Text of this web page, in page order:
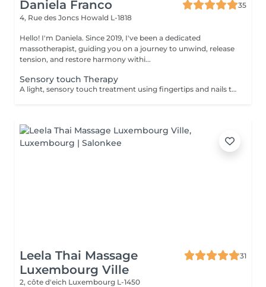
Daniela Franco
35
4, Rue des Joncs Howald L-1818
Hello! I'm Daniela. Since 2019, I've been a dedicated
massotherapist, guiding you on a journey to unwind, release
tension, and restore harmony withi...
Sensory touch Therapy
A light, sensory touch treatment using fingertips and nails to promote deep relaxation, stress relief and overall well-being. This soothing touch complements conventional massage by gently stimulating the nervous system and enhancing calmness. 1 zone you can chose: Head Back Arms 3 zones is Head Back Arms.
Leela Thai Massage
Luxembourg Ville
31
2, côte d'eich Luxembourg L-1450